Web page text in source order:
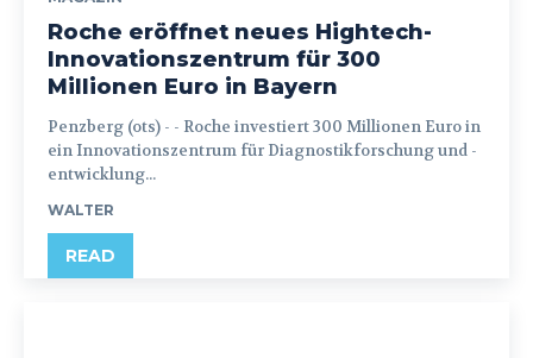
Roche eröffnet neues Hightech-
Innovationszentrum für 300
Millionen Euro in Bayern
Penzberg (ots) - - Roche investiert 300 Millionen Euro in
ein Innovationszentrum für Diagnostikforschung und -
entwicklung...
WALTER
READ